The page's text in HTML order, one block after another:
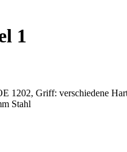
1
1202, Griff: verschiedene
Stahl